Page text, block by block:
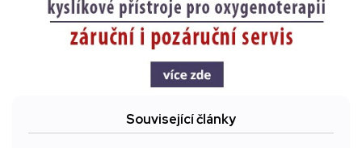
Související články